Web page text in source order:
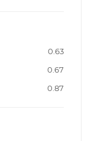
0.63
0.67
0.87